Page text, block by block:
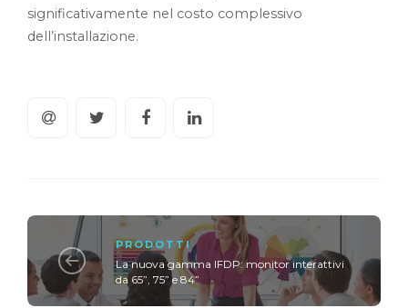
significativamente nel costo complessivo
dell’installazione.
PRODOTTI
La nuova gamma IFDP: monitor interattivi
da 65”, 75” e 84”